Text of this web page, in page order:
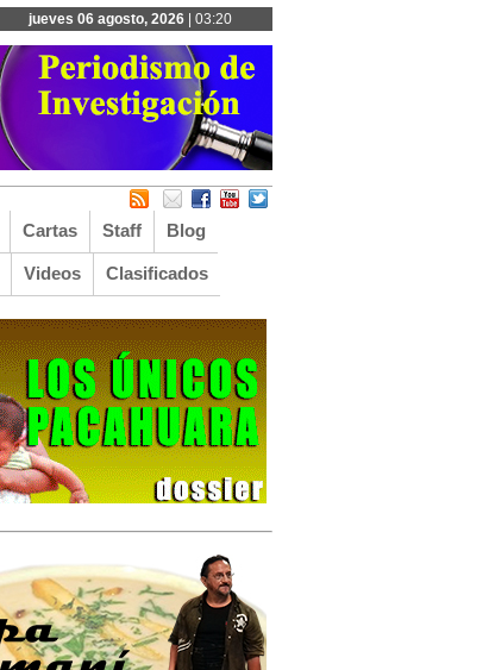
jueves 06 agosto, 2026| 03:20
Cartas Staff Blog
Videos Clasificados